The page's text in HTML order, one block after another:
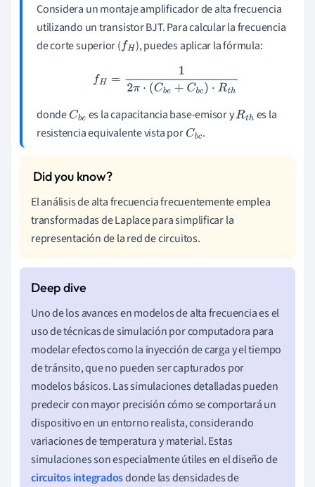
Considera un montaje amplificador de alta frecuencia
utilizando un transistor BJT. Para calcular la frecuencia
de corte superior (fH ), puedes aplicar la fórmula:
fH =12π⋅(Cbe+Cbc)⋅Rth
dondeCb
e
es la capacitancia base-emisor yRth es la
resistencia equivalente vista porCbc.
El análisis de alta frecuencia frecuentemente emplea
transformadas de Laplace para simplificar la
representación de la red de circuitos.
Uno de los avances en modelos de alta frecuencia es el
uso de técnicas de simulación por computadora para
modelar efectos como la inyección de carga y el tiempo
de tránsito, que no pueden ser capturados por
modelos básicos. Las simulaciones detalladas pueden
predecir con mayor precisión cómo se comportará un
dispositivo en un entorno realista, considerando
variaciones de temperatura y material. Estas
simulaciones son especialmente útiles en el diseño de
circuitos integradosdonde las densidades de